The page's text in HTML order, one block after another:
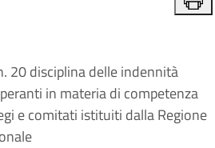
20 disciplina delle indennità
in materia di competenza
e comitati istituiti dalla Regione